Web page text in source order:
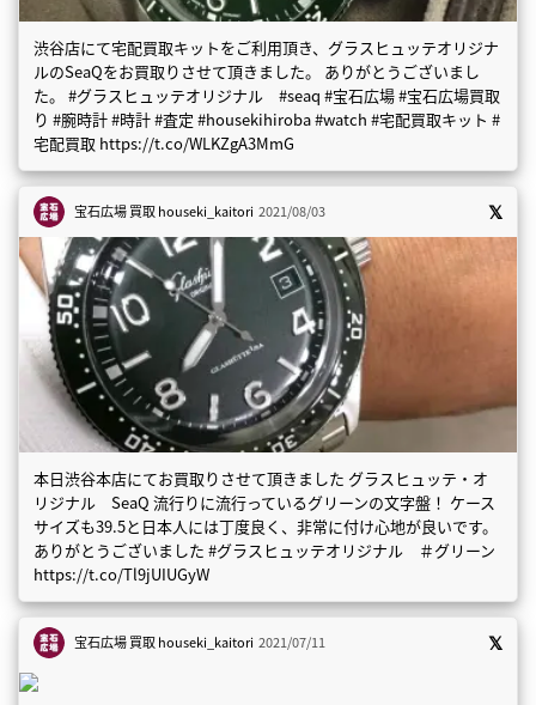
渋谷店にて宅配買取キットをご利用頂き、グラスヒュッテオリジナ
ルのSeaQをお買取りさせて頂きました。 ありがとうございまし
た。 #グラスヒュッテオリジナル #seaq #宝石広場 #宝石広場買取
り #腕時計 #時計 #査定 #housekihiroba #watch #宅配買取キット #
宅配買取 https://t.co/WLKZgA3MmG
宝石広場 買取houseki_kaitori 2021/08/03
本日渋谷本店にてお買取りさせて頂きました グラスヒュッテ・オ
リジナル SeaQ 流行りに流行っているグリーンの文字盤！ ケース
サイズも39.5と日本人には丁度良く、非常に付け心地が良いです。
ありがとうございました #グラスヒュッテオリジナル ＃グリーン
https://t.co/Tl9jUIUGyW
宝石広場 買取houseki_kaitori 2021/07/11